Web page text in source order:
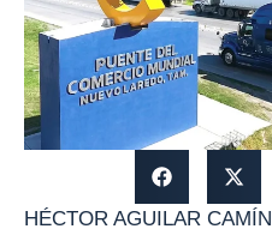
HÉCTOR AGUILAR CAMÍN